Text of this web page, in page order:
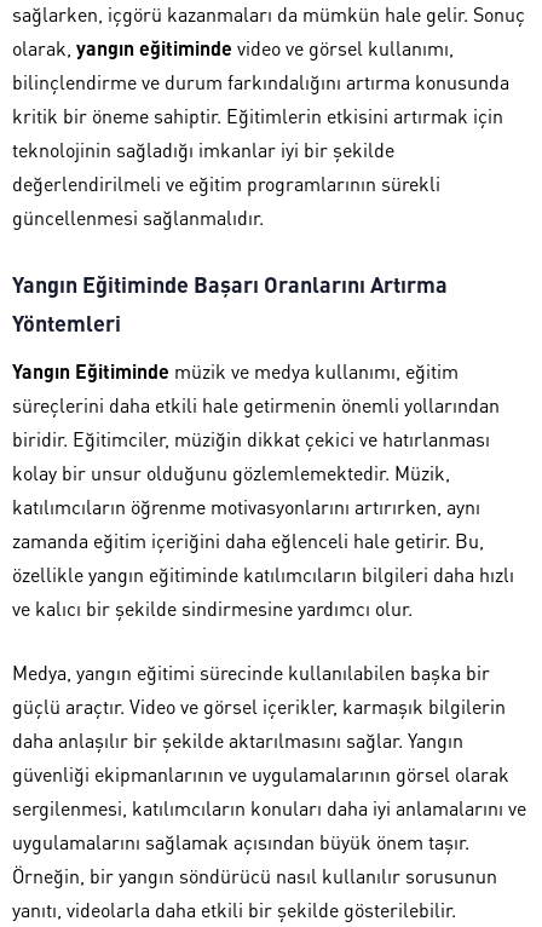
sağlarken, içgörü kazanmaları da mümkün hale gelir. Sonuç
olarak, yangın eğitiminde video ve görsel kullanımı,
bilinçlendirme ve durum farkındalığını artırma konusunda
kritik bir öneme sahiptir. Eğitimlerin etkisini artırmak için
teknolojinin sağladığı imkanlar iyi bir şekilde
değerlendirilmeli ve eğitim programlarının sürekli
güncellenmesi sağlanmalıdır.
Yangın Eğitiminde Başarı Oranlarını Artırma
Yöntemleri
Yangın Eğitiminde müzik ve medya kullanımı, eğitim
süreçlerini daha etkili hale getirmenin önemli yollarından
biridir. Eğitimciler, müziğin dikkat çekici ve hatırlanması
kolay bir unsur olduğunu gözlemlemektedir. Müzik,
katılımcıların öğrenme motivasyonlarını artırırken, aynı
zamanda eğitim içeriğini daha eğlenceli hale getirir. Bu,
özellikle yangın eğitiminde katılımcıların bilgileri daha hızlı
ve kalıcı bir şekilde sindirmesine yardımcı olur.
Medya, yangın eğitimi sürecinde kullanılabilen başka bir
güçlü araçtır. Video ve görsel içerikler, karmaşık bilgilerin
daha anlaşılır bir şekilde aktarılmasını sağlar. Yangın
güvenliği ekipmanlarının ve uygulamalarının görsel olarak
sergilenmesi, katılımcıların konuları daha iyi anlamalarını ve
uygulamalarını sağlamak açısından büyük önem taşır.
Örneğin, bir yangın söndürücü nasıl kullanılır sorusunun
yanıtı, videolarla daha etkili bir şekilde gösterilebilir.